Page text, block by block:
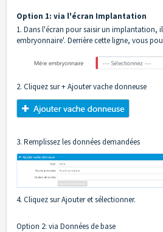
Option 1: via l'écran Implantation
1. Dans l'écran pour saisir un implantation,
embryonnaire'. Derrière cette ligne, vous
2. Cliquez sur + Ajouter vache donneuse
3. Remplissez les données demandées
4. Cliquez sur Ajouter et sélectionner.
Option 2: via Données de base